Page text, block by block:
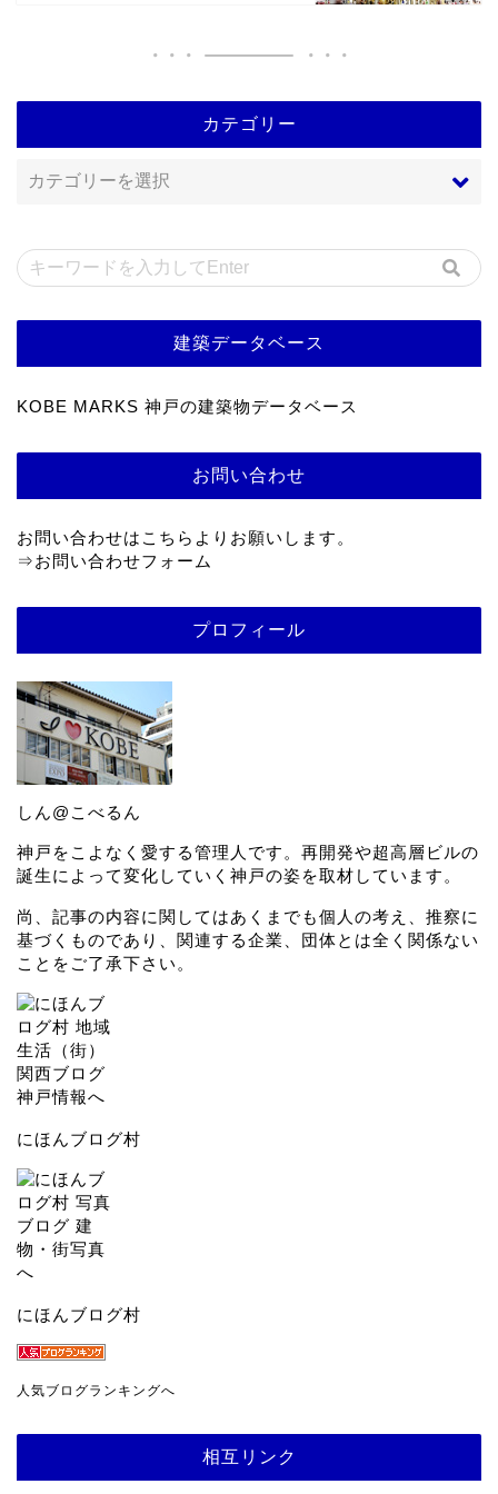
カテゴリー
建築データベース
KOBE MARKS 神戸の建築物データベース
お問い合わせ
お問い合わせはこちらよりお願いします。
⇒お問い合わせフォーム
プロフィール
しん@こべるん
神戸をこよなく愛する管理人です。再開発や超高層ビルの
誕生によって変化していく神戸の姿を取材しています。
尚、記事の内容に関してはあくまでも個人の考え、推察に
基づくものであり、関連する企業、団体とは全く関係ない
ことをご了承下さい。
にほんブログ村
にほんブログ村
人気ブログランキングへ
相互リンク